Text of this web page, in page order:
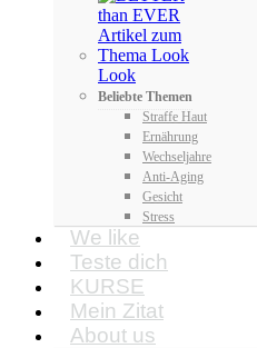
Look
Beliebte Themen
Straffe Haut
Ernährung
Wechseljahre
Anti-Aging
Gesicht
Stress
We like
Teste dich
KURSE
Mein Zitat
About us